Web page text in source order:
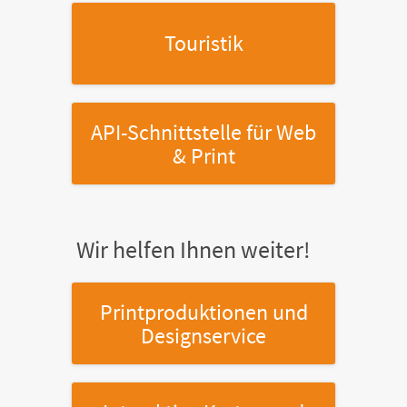
Touristik
API-Schnittstellefür Web
& Print
Wir helfen Ihnen weiter!
Printproduktionen und
Designservice